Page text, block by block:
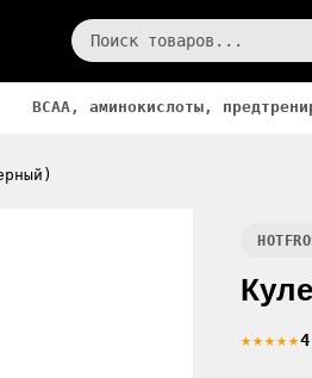
BCAA, аминокислоты,
★★★★★